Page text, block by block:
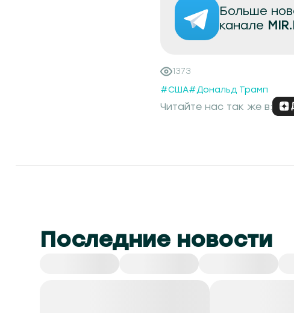
Больше
канале
1373
#США#Дональд Трамп
Читайте нас так же в:
Последние новости